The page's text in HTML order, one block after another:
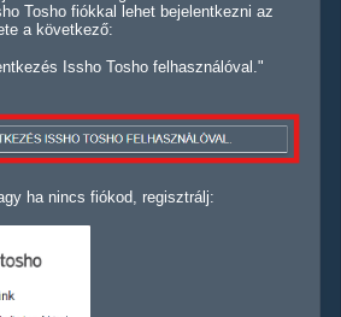
Tosho fiókkal lehet bejelentkezni az
a következő:
Issho Tosho felhasználóval."
ha nincs fiókod, regisztrálj: